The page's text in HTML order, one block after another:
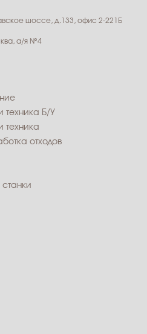
шоссе, д.133, офис 2-221Б
а/я №4
техника Б/У
техника
отходов